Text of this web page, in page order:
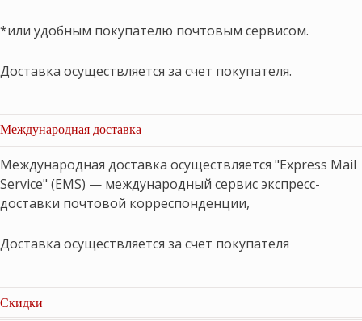
*или удобным покупателю почтовым сервисом.
Доставка осуществляется за счет покупателя.
Международная доставка
Международная доставка осуществляется "Express Mail
Service" (EMS) — международный сервис экспресс-
доставки почтовой корреспонденции,
Доставка осуществляется за счет покупателя
Скидки